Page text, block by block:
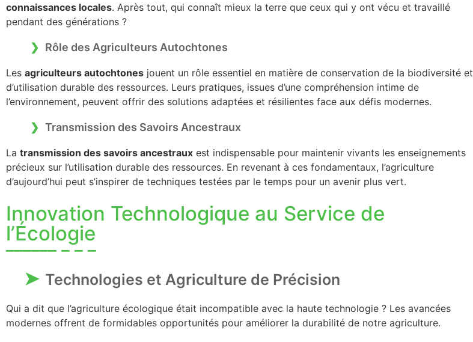
connaissances locales. Après tout, qui connaît mieux la terre que ceux qui y ont vécu et travaillé
pendant des générations ?
Rôle des Agriculteurs Autochtones
Les agriculteurs autochtones jouent un rôle essentiel en matière de conservation de la biodiversité et
d’utilisation durable des ressources. Leurs pratiques, issues d’une compréhension intime de
l’environnement, peuvent offrir des solutions adaptées et résilientes face aux défis modernes.
Transmission des Savoirs Ancestraux
La transmission des savoirs ancestraux est indispensable pour maintenir vivants les enseignements
précieux sur l’utilisation durable des ressources. En revenant à ces fondamentaux, l’agriculture
d’aujourd’hui peut s’inspirer de techniques testées par le temps pour un avenir plus vert.
Innovation Technologique au Service de
l’Écologie
Technologies et Agriculture de Précision
Qui a dit que l’agriculture écologique était incompatible avec la haute technologie ? Les avancées
modernes offrent de formidables opportunités pour améliorer la durabilité de notre agriculture.